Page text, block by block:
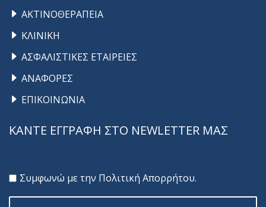
ΑΚΤΙΝΟΘΕΡΑΠΕΙΑ
ΚΛΙΝΙΚΗ
ΑΣΦΑΛΙΣΤΙΚΕΣ ΕΤΑΙΡΕΙΕΣ
ΑΝΑΦΟΡΕΣ
ΕΠΙΚΟΙΝΩΝΙΑ
ΚΑΝΤΕ ΕΓΓΡΑΦΗ ΣΤΟ NEWLETTER ΜΑΣ
Συμφωνώ με την Πολιτική Απορρήτου.